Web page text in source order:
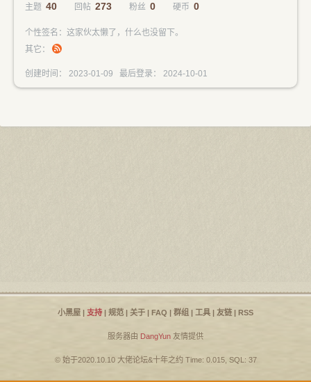
主题 40 回帖 273 粉丝 0 硬币 0
个性签名：这家伙太懒了，什么也没留下。
其它：
创建时间： 2023-01-09 最后登录： 2024-10-01
小黑屋 | 支持 | 规范 | 关于 | FAQ | 群组 | 工具 | 友链 | RSS
服务器由 DangYun 友情提供
© 始于2020.10.10 大佬论坛&十年之约Time: 0.015, SQL: 37